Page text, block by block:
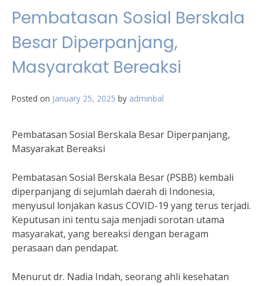
Pembatasan Sosial Berskala
Besar Diperpanjang,
Masyarakat Bereaksi
Posted on January 25, 2025 by adminbal
Pembatasan Sosial Berskala Besar Diperpanjang,
Masyarakat Bereaksi
Pembatasan Sosial Berskala Besar (PSBB) kembali
diperpanjang di sejumlah daerah di Indonesia,
menyusul lonjakan kasus COVID-19 yang terus terjadi.
Keputusan ini tentu saja menjadi sorotan utama
masyarakat, yang bereaksi dengan beragam
perasaan dan pendapat.
Menurut dr. Nadia Indah, seorang ahli kesehatan